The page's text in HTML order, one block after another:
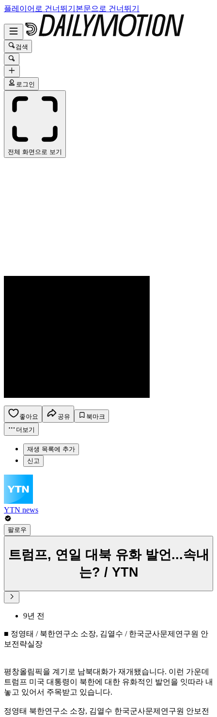
플레이어로 건너뛰기 본문으로 건너뛰기
검색
로그인
전체 화면으로 보기
좋아요 공유
북마크
더보기
재생 목록에 추가
신고
YTN news
팔로우
트럼프, 연일 대북 유화 발언...속내
는? / YTN
9년 전
■ 정영태 / 북한연구소 소장, 김열수 / 한국군사문제연구원 안
보전략실장
평창올림픽을 계기로 남북대화가 재개됐습니다. 이런 가운데
트럼프 미국 대통령이 북한에 대한 유화적인 발언을 잇따라 내
놓고 있어서 주목받고 있습니다.
정영태 북한연구소 소장, 김열수 한국군사문제연구원 안보전